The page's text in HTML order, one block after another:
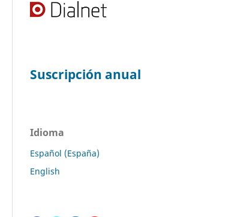
Suscripción anual
Idioma
Español (España)
English